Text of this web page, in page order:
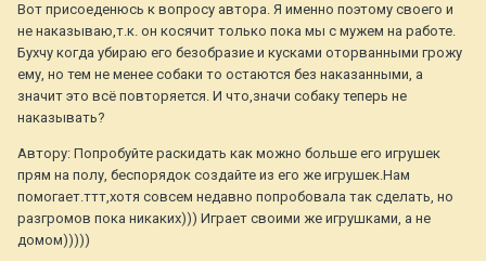
Вот присоеденюсь к вопросу автора. Я именно поэтому своего и
не наказываю,т.к. он косячит только пока мы с мужем на работе.
Бухчу когда убираю его безобразие и кусками оторванными грожу
ему, но тем не менее собаки то остаются без наказанными, а
значит это всё повторяется. И что,значи собаку теперь не
наказывать?
Автору: Попробуйте раскидать как можно больше его игрушек
прям на полу, беспорядок создайте из его же игрушек.Нам
помогает.ттт,хотя совсем недавно попробовала так сделать, но
разгромов пока никаких))) Играет своими же игрушками, а не
домом)))))